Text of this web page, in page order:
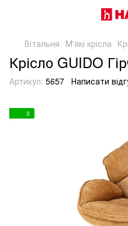
Вітальня М'які крісла
Крісло GUIDO
Артикул: 5657 Написати
3